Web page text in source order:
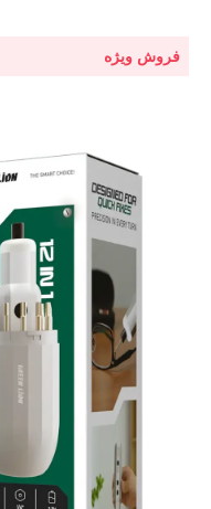
فروش ویژه